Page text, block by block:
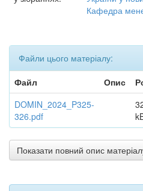
Кафедра
Файли цього матеріалу:
Файл
Опис
DOMIN_2024_P325-
326.pdf
Показати повний опис